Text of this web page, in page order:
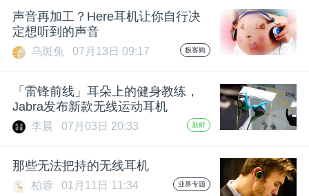
声音再加工？Here耳机让你自行决
定想听到的声音
乌斑兔 07月13日 09:17 极客购
「雷锋前线」耳朵上的健身教练，
Jabra发布新款无线运动耳机
李晨 07月03日 20:33 新鲜
那些无法把持的无线耳机
柏蓉 01月11日 11:34 业界专题